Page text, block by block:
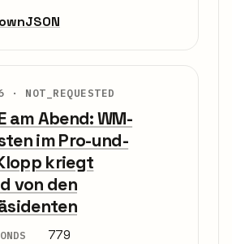
JSON
· NOT_REQUESTED
am Abend: WM-
im Pro-und-
kriegt
von den
779